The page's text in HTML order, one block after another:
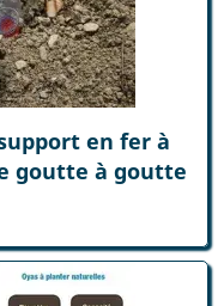
en fer à
goutte à goutte